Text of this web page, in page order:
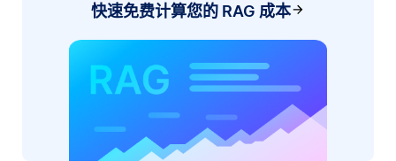
快速免费计算您的 RAG 成本